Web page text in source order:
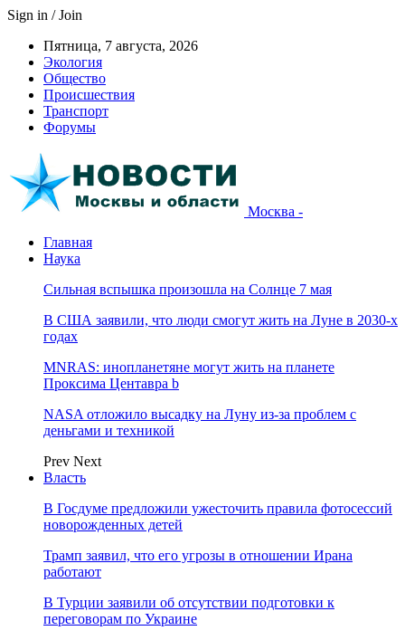
Sign in / Join
Пятница, 7 августа, 2026
Экология
Общество
Происшествия
Транспорт
Форумы
Москва -
Главная
Наука
Сильная вспышка произошла на Солнце 7 мая
В США заявили, что люди смогут жить на Луне в 2030-х
годах
MNRAS: инопланетяне могут жить на планете
Проксима Центавра b
NASA отложило высадку на Луну из-за проблем с
деньгами и техникой
Prev Next
Власть
В Госдуме предложили ужесточить правила фотосессий
новорожденных детей
Трамп заявил, что его угрозы в отношении Ирана
работают
В Турции заявили об отсутствии подготовки к
переговорам по Украине